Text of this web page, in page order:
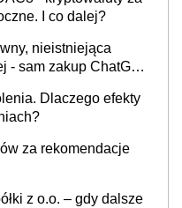
I co dalej?
nieistniejąca
- sam zakup ChatGPT
Dlaczego efekty
za rekomendacje
z o.o. – gdy dalsze